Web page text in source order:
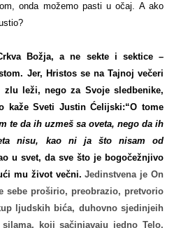
onda možemo pasti u očaj. A ako
Božja, a ne sekte i sektice –
Jer, Hristos se na Tajnoj večeri
leži, nego za Svoje sledbenike,
kaže Sveti Justin Ćelijski:“O tome
te da ih uzmeš sa oveta, nego da ih
nisu, kao ni ja što nisam od
u svet, da sve što je bogočežnjivo
mu život večni. Jedinstvena je On
sebe proširio, preobrazio, pretvorio
ljudskih bića, duhovno sjedinjeih
silama, koji sačinjavaju jedno Telo,